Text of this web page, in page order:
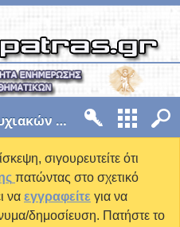
Ανακοινώσεις Μεταπτυχιακών Θεμάτων - MCDA
σιγουρευτείτε ότι
πατώντας στο σχετικό
να εγγραφείτε για να
δημοσίευση. Πατήστε το